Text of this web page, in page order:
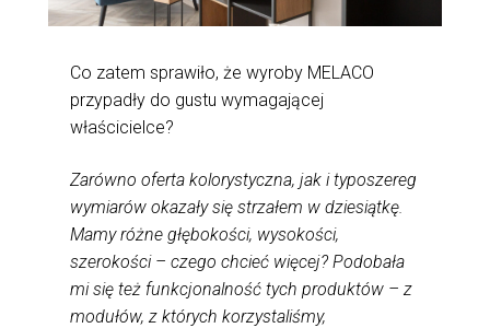
Co zatem sprawiło, że wyroby MELACO
przypadły do gustu wymagającej
właścicielce?
Zarówno oferta kolorystyczna, jak i typoszereg
wymiarów okazały się strzałem w dziesiątkę.
Mamy różne głębokości, wysokości,
szerokości – czego chcieć więcej? Podobała
mi się też funkcjonalność tych produktów – z
modułów, z których korzystaliśmy,